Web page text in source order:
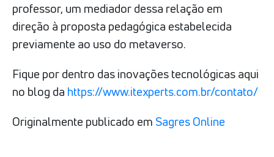
professor, um mediador dessa relação em
direção à proposta pedagógica estabelecida
previamente ao uso do metaverso.
Fique por dentro das inovações tecnológicas aqui
no blog da https://www.itexperts.com.br/contato/
Originalmente publicado em Sagres Online